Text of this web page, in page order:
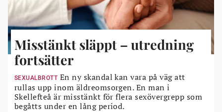
Misstänkt släppt – utredning
fortsätter
SEXUALBROTT En ny skandal kan vara på väg att
rullas upp inom äldreomsorgen. En man i
Skellefteå är misstänkt för flera sexövergrepp som
begåtts under en lång period.